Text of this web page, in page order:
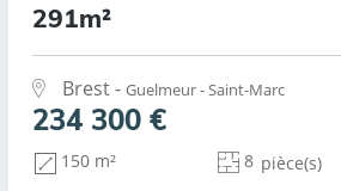
291m²
Brest - Guelmeur - Saint-Marc
234 300 €
150 m² 8 pièce(s)